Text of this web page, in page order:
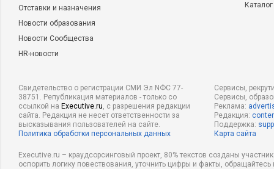
Отставки и назначения
Новости образования
Новости Сообщества
HR-новости
Свидетельство о регистрации СМИ Эл NФС 77-
38751. Републикация материалов - только со
ссылкой на Executive.ru, с разрешения редакции
сайта. Редакция не несет ответственности за
высказывания пользователей на сайте.
Политика обработки персональных данных
Сервисы,
Сервисы,
Реклама:
Редакция:
Поддержка:
Карта сайта
Executive.ru – краудсорсинговый проект, 80% текстов созданы
оспорить логику повествования, уточнить цифры и факты,